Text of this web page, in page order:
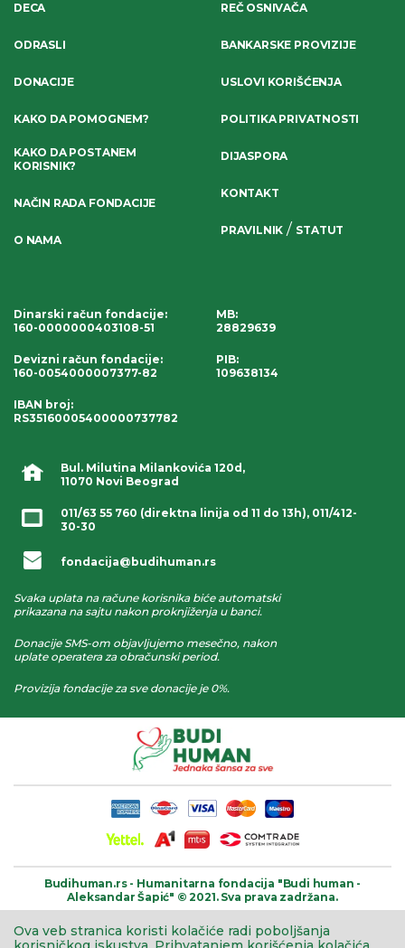
Bul. Milutina Milankovića 120d,
11070 Novi Beograd
011/63 55 760 (direktna linija od 11 do 13h), 011/412-
30-30
fondacija@budihuman.rs
Svaka uplata na račune korisnika biće automatski
prikazana na sajtu nakon proknjiženja u banci.
Donacije SMS-om objavljujemo mesečno, nakon
uplate operatera za obračunski period.
Provizija fondacije za sve donacije je 0%.
DECA
ODRASLI
DONACIJE
KAKO DA POMOGNEM?
KAKO DA POSTANEM
KORISNIK?
NAČIN RADA FONDACIJE
O NAMA
REČ OSNIVAČA
BANKARSKE PROVIZIJE
USLOVI KORIŠĆENJA
POLITIKA PRIVATNOSTI
DIJASPORA
KONTAKT
PRAVILNIK / STATUT
Dinarski račun fondacije:
160-0000000403108-51
Devizni račun fondacije:
160-0054000007377-82
IBAN broj:
RS35160005400000737782
MB:
28829639
PIB:
109638134
Budihuman.rs - Humanitarna fondacija "Budi human -
Aleksandar Šapić" © 2021. Sva prava zadržana.
Ova veb stranica koristi kolačiće radi poboljšanja